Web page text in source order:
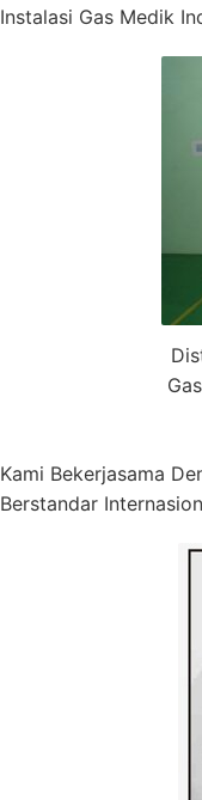
Instalasi Gas Medik
Kami Bekerjasama
Berstandar